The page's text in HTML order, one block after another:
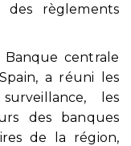
règlements
centrale
a réuni les
les
des banques
de la région,